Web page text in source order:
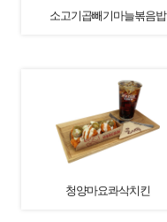
소고기곱빼기마늘볶음밥
청양마요콰삭치킨